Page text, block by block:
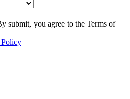
submit, you agree to the Terms of